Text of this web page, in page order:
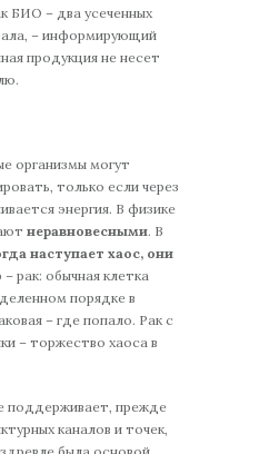
БИО – два усеченных
– информирующий
продукция не несет
организмы могут
только если через
энергия. В физике
неравновесными. В
наступает хаос, они
рак: обычная клетка
порядке в
– где попало. Рак с
– торжество хаоса в
поддерживает, прежде
каналов и точек,